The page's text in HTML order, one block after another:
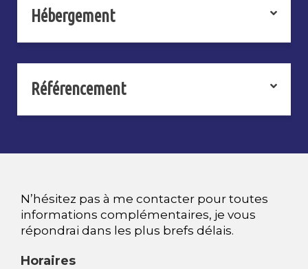
Hébergement
Référencement
N’hésitez pas à me contacter pour toutes
informations complémentaires, je vous
répondrai dans les plus brefs délais.
Horaires